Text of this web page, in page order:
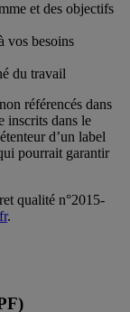
et des objectifs
vos besoins
du travail
référencés dans
inscrits dans le
d’un label
pourrait garantir
qualité n°2015-
.